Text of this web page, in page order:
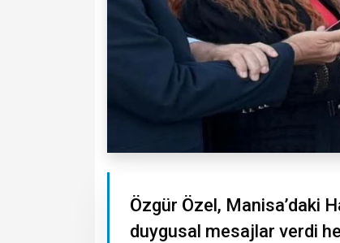
Özgür Özel, Manisa’daki
duygusal mesajlar verdi